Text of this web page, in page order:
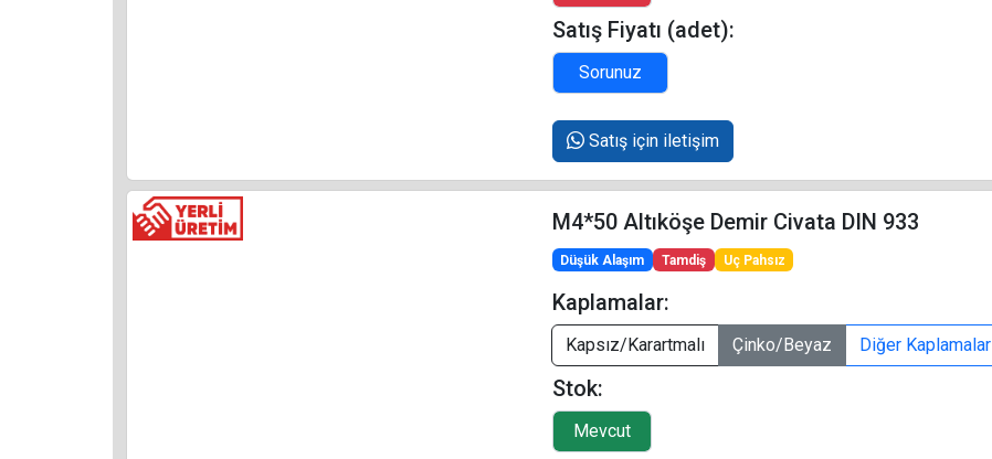
Satış Fiyatı (adet):
Satış için iletişim
M4*50 Altıköşe Demir Civata DIN 933
Düşük Alaşım Tamdiş Uç Pahsız
Kaplamalar:
Kapsız/Karartmalı Çinko/Beyaz Diğer Kaplamalar
Stok: